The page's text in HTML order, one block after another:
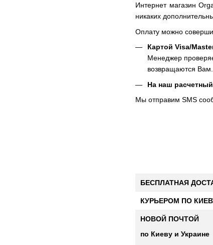
Интернет магазин
никаких
Оплату можно
Картой Visa/
Менеджер
возвращаются Вам.
На наш
Мы отправим SMS
БЕСПЛАТНАЯ
КУРЬЕРОМ ПО
НОВОЙ ПОЧТОЙ
по Киеву и Украине